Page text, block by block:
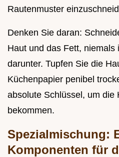
Rautenmuster
Denken Sie daran:
Haut und das Fett, niemals
darunter. Tupfen Sie die
Küchenpapier penibel
absolute Schlüssel, um die
bekommen.
Spezialmischung:
Komponenten für